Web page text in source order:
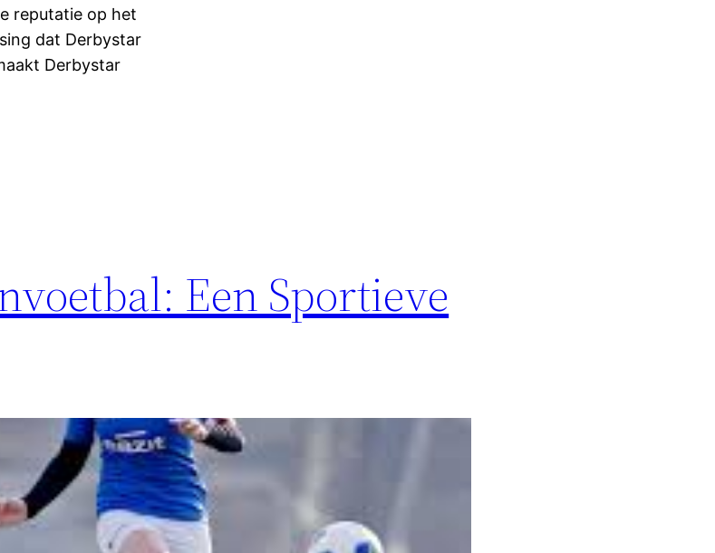
reputatie op het
dat Derbystar
Derbystar
Een Sportieve